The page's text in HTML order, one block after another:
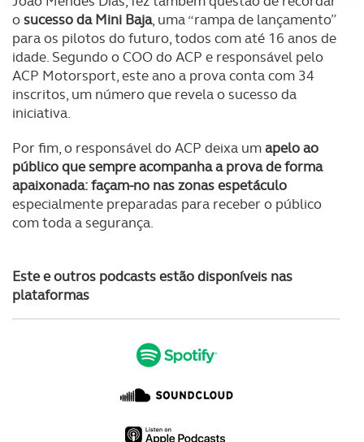
Adicionalmente partilhamos informação, relativa à sua
utilização do nosso site de publicidade e de análise, com
parceiros e organizações na UE e em países terceiros.
O ACP garantirá que as transferências internacionais de
dados pessoais serão realizadas apenas com o seu
necessário no contexto dos serviços a prestar.
Realçamos que o bloqueio de certo tipo de Cookies e
tecnologias similares pode ter impacto na sua
experiência de navegação no Website e nos serviços
Consulte a política de cookies do site.
osucesso da Mini Baja, uma “rampa de lançamento”
para os pilotos do futuro, todos com até 16 anos de
idade. Segundo o COO do ACP e responsável pelo
ACP Motorsport, este ano a prova conta com 34
inscritos, um número que revela o sucesso da
iniciativa.
Por fim, o responsável do ACP deixa umapelo ao
público que sempre acompanha a prova de forma
apaixonada: façam-no nas zonas espetáculo
especialmente preparadas para receber o público
com toda a segurança.
Este e outros podcasts estão disponíveis nas
plataformas